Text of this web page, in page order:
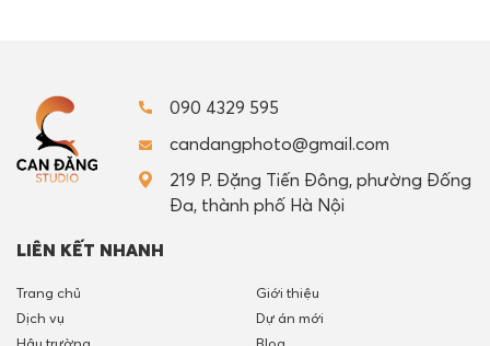
090 4329 595
candangphoto@gmail.com
219 P. Đặng Tiến Đông, phường Đống
Đa, thành phố Hà Nội
LIÊN KẾT NHANH
Trang chủ
Giới thiệu
Dịch vụ
Dự án mới